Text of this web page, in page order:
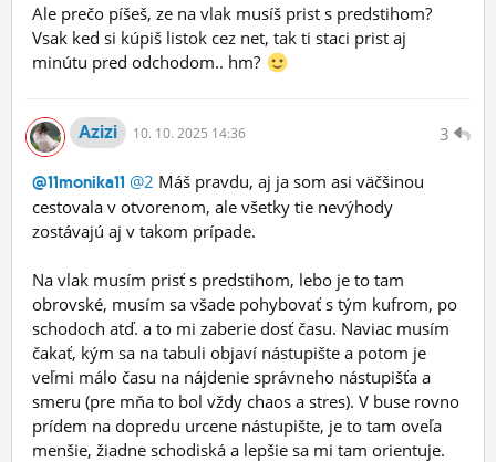
Ale prečo píšeš, ze na vlak musíš prist s predstihom?
Vsak ked si kúpiš listok cez net, tak ti staci prist aj
minútu pred odchodom.. hm?
3
Azizi 10. 10. 2025 14:36
@11monika11 @2 Máš pravdu, aj ja som asi väčšinou
cestovala v otvorenom, ale všetky tie nevýhody
zostávajú aj v takom prípade.
Na vlak musím prisť s predstihom, lebo je to tam
obrovské, musím sa všade pohybovať s tým kufrom, po
schodoch atď. a to mi zaberie dosť času. Naviac musím
čakať, kým sa na tabuli objaví nástupište a potom je
veľmi málo času na nájdenie správneho nástupišťa a
smeru (pre mňa to bol vždy chaos a stres). V buse rovno
prídem na dopredu urcene nástupište, je to tam oveľa
menšie, žiadne schodiská a lepšie sa mi tam orientuje.